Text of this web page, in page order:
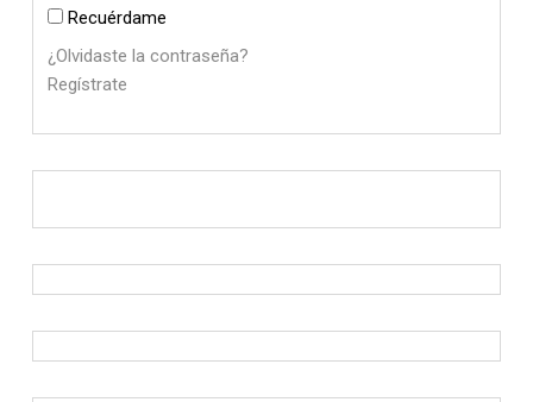
Recuérdame
¿Olvidaste la contraseña?
Regístrate